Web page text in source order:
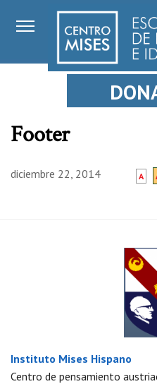
Footer
diciembre 22, 2014 A
Instituto Mises Hispano
Centro de pensamiento